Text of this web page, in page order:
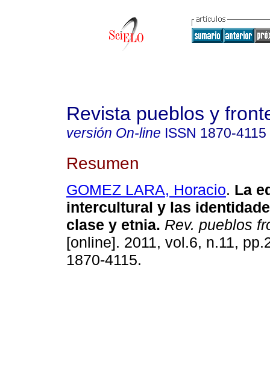
Revista pueblos y
versión On-line ISSN 1870-4115
Resumen
GOMEZ LARA, Horacio. La
intercultural y las
clase y etnia. Rev. pueblos
[online]. 2011, vol.6, n.11,
1870-4115.